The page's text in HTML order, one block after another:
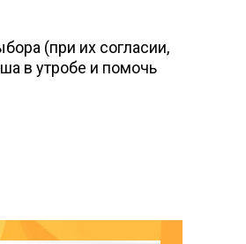
(при их согласии,
в утробе и помочь